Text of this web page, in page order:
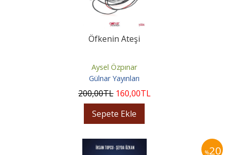
Öfkenin Ateşi
Aysel Özpınar
Gülnar Yayınları
200,00TL 160,00TL
Sepete Ekle
%20